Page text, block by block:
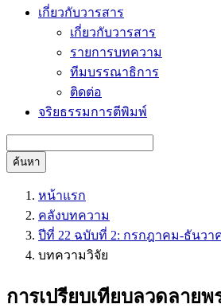
เกี่ยวกับวารสาร
เกี่ยวกับวารสาร
รายการบทความ
ทีมบรรณาธิการ
ติดต่อ
จริยธรรมการตีพิมพ์
ค้นหา
หน้าแรก
คลังบทความ
ปีที่ 22 ฉบับที่ 2: กรกฎาคม-ธันวา
บทความวิจัย
การเปรียบเทียบลวดลาย